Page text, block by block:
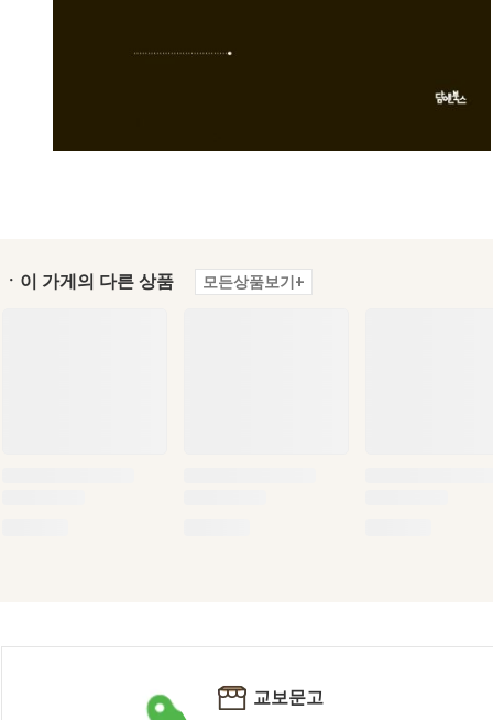
ㆍ이 가게의 다른 상품 모든상품보기+
교보문고